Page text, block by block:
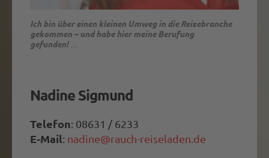
Ich bin über einen kleinen Umweg in die Reisebranche
gekommen – und habe hier meine Berufung
gefunden! …
…Reisen zu planen und Menschen damit glücklich zu
machen, erfüllt mich jeden Tag aufs Neue.
Nadine Sigmund
Telefon: 08631 / 6233
E-Mail: nadine@rauch-reiseladen.de